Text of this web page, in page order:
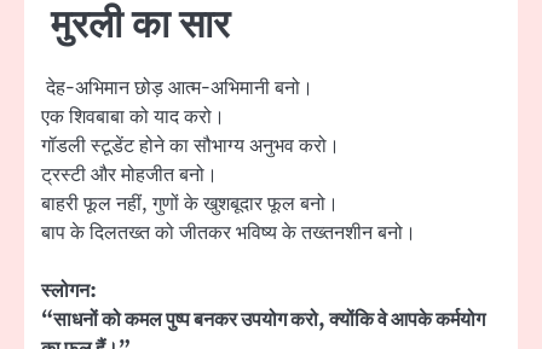
मुरली का सार
देह-अभिमान छोड़ आत्म-अभिमानी बनो।
एक शिवबाबा को याद करो।
गॉडली स्टूडेंट होने का सौभाग्य अनुभव करो।
ट्रस्टी और मोहजीत बनो।
बाहरी फूल नहीं, गुणों के खुशबूदार फूल बनो।
बाप के दिलतख्त को जीतकर भविष्य के तख्तनशीन बनो।
स्लोगन:
“साधनों को कमल पुष्प बनकर उपयोग करो, क्योंकि वे आपके कर्मयोग